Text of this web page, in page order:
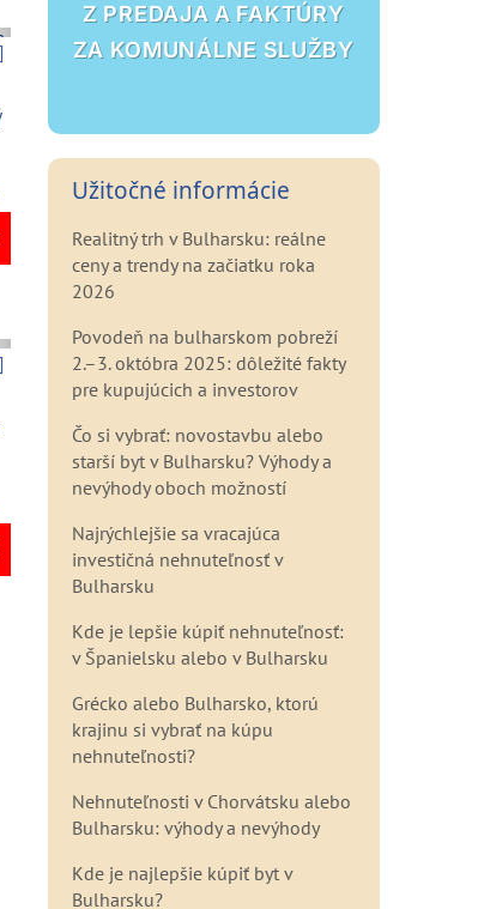
Z PREDAJA A FAKTÚRY
ZA KOMUNÁLNE SLUŽBY
Užitočné informácie
Realitný trh v Bulharsku: reálne
ceny a trendy na začiatku roka
2026
Povodeň na bulharskom pobreží
2.–3. októbra 2025: dôležité fakty
pre kupujúcich a investorov
Čo si vybrať: novostavbu alebo
starší byt v Bulharsku? Výhody a
nevýhody oboch možností
Najrýchlejšie sa vracajúca
investičná nehnuteľnosť v
Bulharsku
Kde je lepšie kúpiť nehnuteľnosť:
v Španielsku alebo v Bulharsku
Grécko alebo Bulharsko, ktorú
krajinu si vybrať na kúpu
nehnuteľnosti?
Nehnuteľnosti v Chorvátsku alebo
Bulharsku: výhody a nevýhody
Kde je najlepšie kúpiť byt v
Bulharsku?